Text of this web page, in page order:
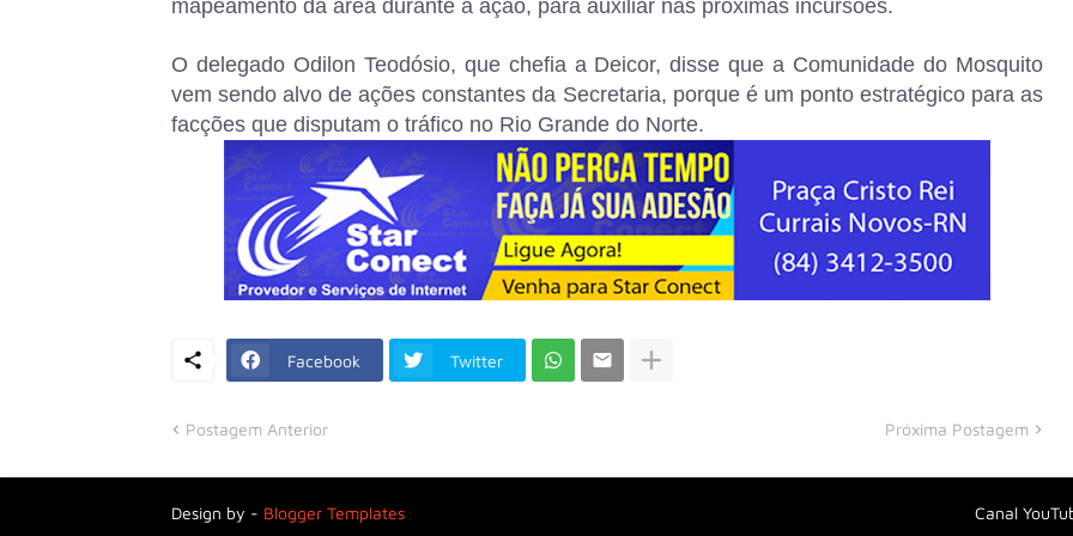
mapeamento da área durante a ação, para auxiliar nas próximas incursões.
O delegado Odilon Teodósio, que chefia a Deicor, disse que a Comunidade do Mosquito
vem sendo alvo de ações constantes da Secretaria, porque é um ponto estratégico para as
facções que disputam o tráfico no Rio Grande do Norte.
Facebook Twitter
Postagem Anterior Próxima Postagem
Design by - Blogger Templates Canal